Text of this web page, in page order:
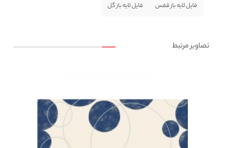
فایل لایه باز قفس فایل لایه باز گل
تصاویر مرتبط